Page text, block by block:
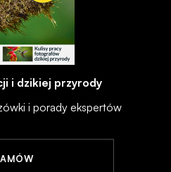
i dzikiej przyrody
i porady ekspertów